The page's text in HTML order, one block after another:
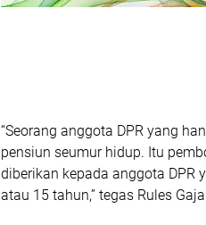
“Seorang anggota DPR yang
pensiun seumur hidup. Itu
diberikan kepada anggota DPR
atau 15 tahun,” tegas Rules